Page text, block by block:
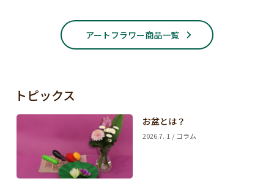
アートフラワー商品一覧
トピックス
お盆とは？
2026.7. 1 / コラム